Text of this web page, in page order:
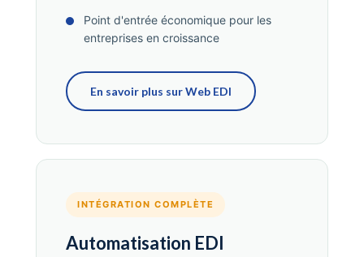
Point d'entrée économique pour les
entreprises en croissance
En savoir plus sur Web EDI
INTÉGRATION COMPLÈTE
Automatisation EDI